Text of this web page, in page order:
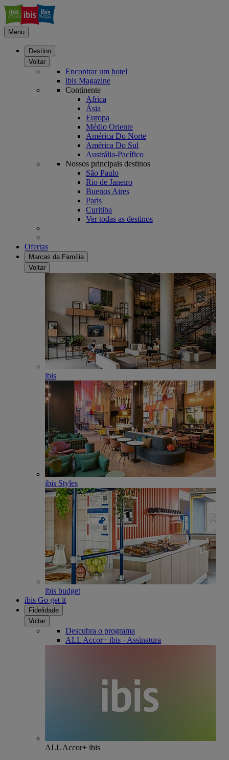
Menu
Destino
Voltar
Encontrar um hotel
ibis Magazine
Continente
Africa
Ásia
Europa
Médio Oriente
América Do Norte
América Do Sul
Austrália-Pacífico
Nossos principais destinos
São Paulo
Rio de Janeiro
Buenos Aires
Paris
Curitiba
Ver todas as destinos
Ofertas
Marcas da Família
Voltar
ibis
ibis Styles
ibis budget
ibis Go get it
Fidelidade
Voltar
Descubra o programa
ALL Accor+ ibis - Assinatura
ALL Accor+ ibis